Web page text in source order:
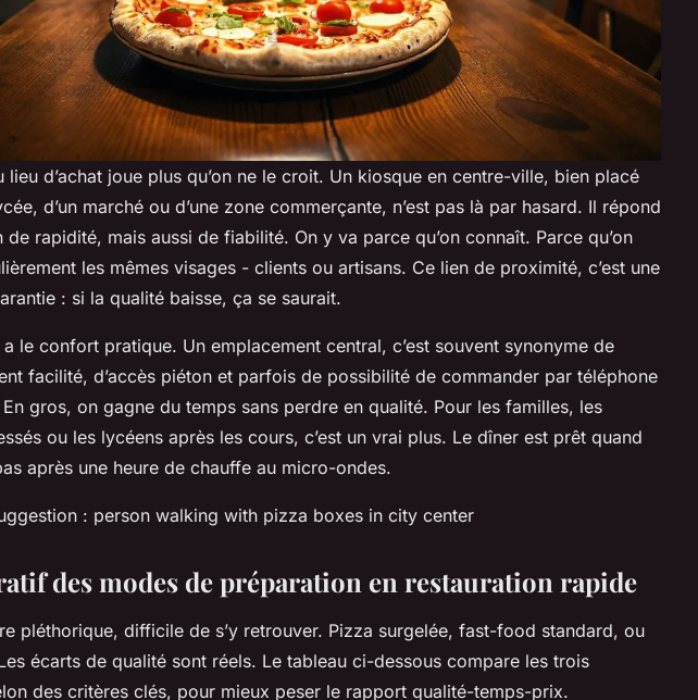
lieu d’achat joue plus qu’on ne le croit. Un kiosque en centre-ville, bien placé
d’un marché ou d’une zone commerçante, n’est pas là par hasard. Il répond
de rapidité, mais aussi de fiabilité. On y va parce qu’on connaît. Parce qu’on
les mêmes visages - clients ou artisans. Ce lien de proximité, c’est une
: si la qualité baisse, ça se saurait.
le confort pratique. Un emplacement central, c’est souvent synonyme de
facilité, d’accès piéton et parfois de possibilité de commander par téléphone
gros, on gagne du temps sans perdre en qualité. Pour les familles, les
ou les lycéens après les cours, c’est un vrai plus. Le dîner est prêt quand
après une heure de chauffe au micro-ondes.
: person walking with pizza boxes in city center
des modes de préparation en restauration rapide
pléthorique, difficile de s’y retrouver. Pizza surgelée, fast-food standard, ou
écarts de qualité sont réels. Le tableau ci-dessous compare les trois
des critères clés, pour mieux peser le rapport qualité-temps-prix.